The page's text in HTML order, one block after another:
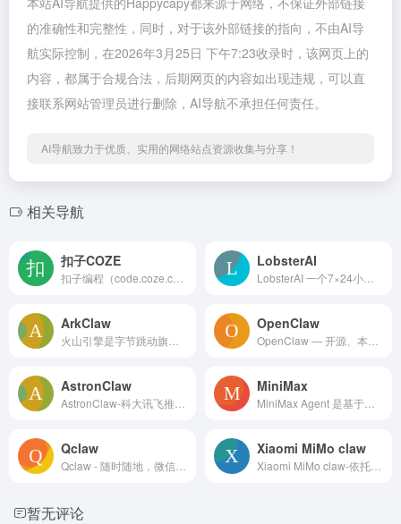
的准确性和完整性，同时，对于该外部链接的指向，不由AI导
航实际控制，在2026年3月25日 下午7:23收录时，该网页上的
内容，都属于合规合法，后期网页的内容如出现违规，可以直
接联系网站管理员进行删除，AI导航不承担任何责任。
AI导航致力于优质、实用的网络站点资源收集与分享！
相关导航
扣子COZE LobsterAI
ArkClaw OpenClaw
AstronClaw MiniMax
Qclaw Xiaomi MiMo claw
暂无评论